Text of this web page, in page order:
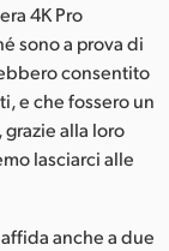
4K Pro
sono a prova di
consentito
e che fossero un
alla loro
lasciarci alle
anche a due